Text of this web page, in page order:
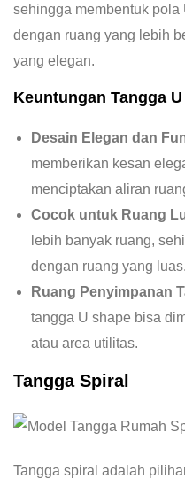
sehingga membentuk pola
dengan ruang yang lebih
yang elegan.
Keuntungan Tangga
Desain Elegan dan
memberikan kesan
menciptakan aliran
Cocok untuk Ruang
lebih banyak ruang,
dengan ruang yang luas.
Ruang Penyimpanan
tangga U shape bisa
atau area utilitas.
Tangga Spiral
Tangga spiral adalah